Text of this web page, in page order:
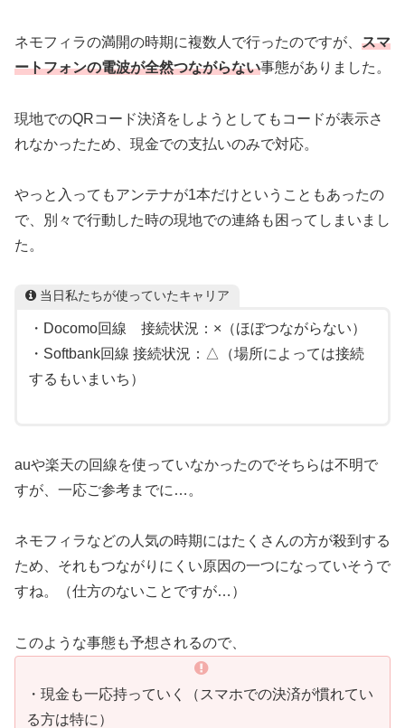
ネモフィラの満開の時期に複数人で行ったのですが、 スマ
ートフォンの電波が全然つながらない事態がありました。
現地でのQRコード決済をしようとしてもコードが表示さ
れなかったため、現金での支払いのみで対応。
やっと入ってもアンテナが1本だけということもあったの
で、別々で行動した時の現地での連絡も困ってしまいまし
た。
当日私たちが使っていたキャリア
・Docomo回線 接続状況：×（ほぼつながらない）
・Softbank回線 接続状況：△（場所によっては接続
するもいまいち）
auや楽天の回線を使っていなかったのでそちらは不明で
すが、一応ご参考までに…。
ネモフィラなどの人気の時期にはたくさんの方が殺到する
ため、それもつながりにくい原因の一つになっていそうで
すね。（仕方のないことですが…）
このような事態も予想されるので、
・現金も一応持っていく（スマホでの決済が慣れてい
る方は特に）